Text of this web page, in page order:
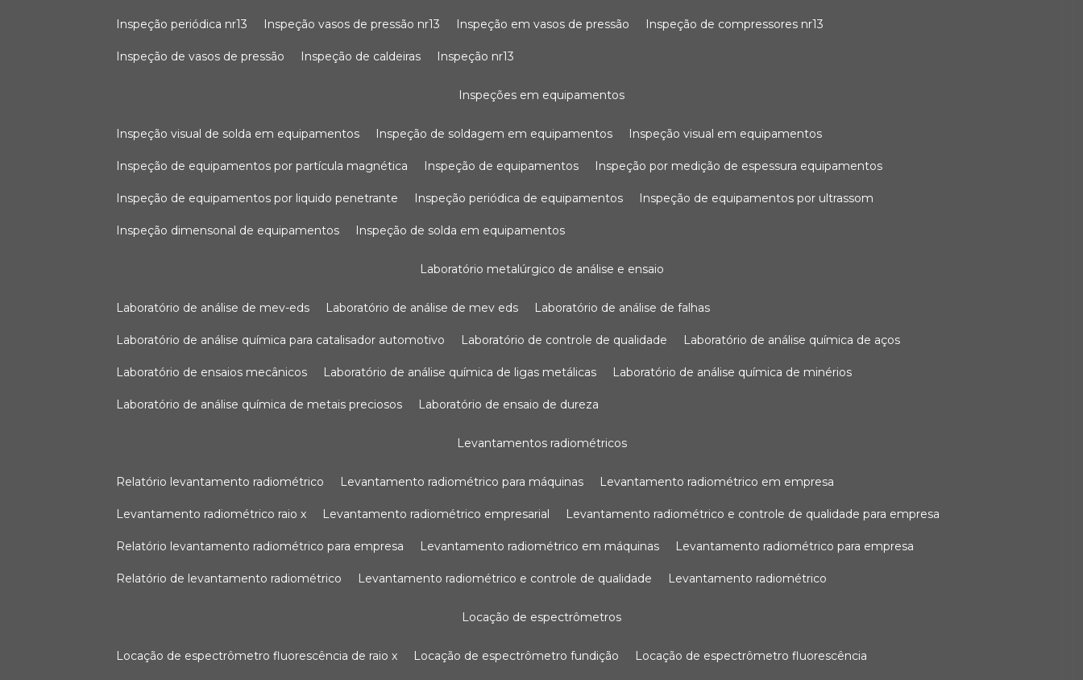
inspeção periódica nr13 inspeção vasos de pressão nr13 inspeção em vasos de pressão inspeção de compressores nr13
inspeção de vasos de pressão inspeção de caldeiras inspeção nr13
inspeções em equipamentos
inspeção visual de solda em equipamentos inspeção de soldagem em equipamentos inspeção visual em equipamentos
inspeção de equipamentos por partícula magnética inspeção de equipamentos inspeção por medição de espessura equipamentos
inspeção de equipamentos por liquido penetrante inspeção periódica de equipamentos inspeção de equipamentos por ultrassom
inspeção dimensonal de equipamentos inspeção de solda em equipamentos
laboratório metalúrgico de análise e ensaio
laboratório de análise de mev-eds laboratório de análise de mev eds laboratório de análise de falhas
laboratório de análise química para catalisador automotivo laboratório de controle de qualidade laboratório de análise química de aços
laboratório de ensaios mecânicos laboratório de análise química de ligas metálicas laboratório de análise química de minérios
laboratório de análise química de metais preciosos laboratório de ensaio de dureza
levantamentos radiométricos
relatório levantamento radiométrico levantamento radiométrico para máquinas levantamento radiométrico em empresa
levantamento radiométrico raio x levantamento radiométrico empresarial levantamento radiométrico e controle de qualidade para empresa
relatório levantamento radiométrico para empresa levantamento radiométrico em máquinas levantamento radiométrico para empresa
relatório de levantamento radiométrico levantamento radiométrico e controle de qualidade levantamento radiométrico
locação de espectrômetros
locação de espectrômetro fluorescência de raio x locação de espectrômetro fundição locação de espectrômetro fluorescência